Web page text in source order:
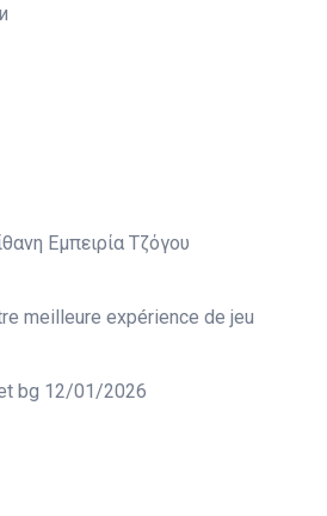
Εμπειρία Τζόγου
meilleure expérience de jeu
bg 12/01/2026